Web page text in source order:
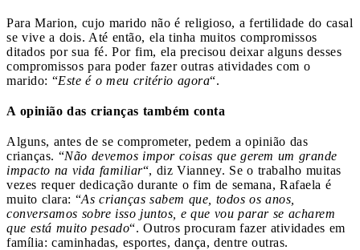
Para Marion, cujo marido não é religioso, a fertilidade do casal
se vive a dois. Até então, ela tinha muitos compromissos
ditados por sua fé. Por fim, ela precisou deixar alguns desses
compromissos para poder fazer outras atividades com o
marido: “Este é o meu critério agora“.
A opinião das crianças também conta
Alguns, antes de se comprometer, pedem a opinião das
crianças. “Não devemos impor coisas que gerem um grande
impacto na vida familiar“, diz Vianney. Se o trabalho muitas
vezes requer dedicação durante o fim de semana, Rafaela é
muito clara: “As crianças sabem que, todos os anos,
conversamos sobre isso juntos, e que vou parar se acharem
que está muito pesado“. Outros procuram fazer atividades em
família: caminhadas, esportes, dança, dentre outras.